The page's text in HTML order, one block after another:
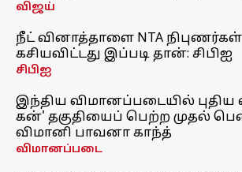
விஜய்
நீட் வினாத்தாளை NTA
கசியவிட்டது இப்படி தான்: சிபிஐ
சிபிஐ
இந்திய விமானப்படையில் புதிய
கன்' தகுதியைப் பெற்ற முதல்
விமானி பாவனா காந்த்
விமானப்படை